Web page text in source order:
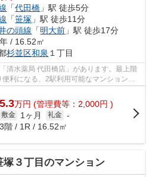
「代田橋 」駅 徒歩5分
「笹塚 」駅 徒歩11分
の頭線 「明大前 」駅 徒歩17分
/ 16.52㎡
杉並区和泉 １丁目
清水薬局 代田橋店」があります。最上階
利になる、2駅利用可能なマンションで
ンタ...
5.3万円 (管理費等：2,000円 )
敷金 1ヶ月 礼金 -
3階 / 1R / 16.52㎡
塚３丁目のマンション